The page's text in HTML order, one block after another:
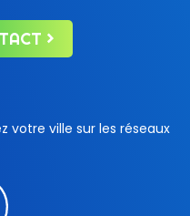
votre ville sur les réseaux